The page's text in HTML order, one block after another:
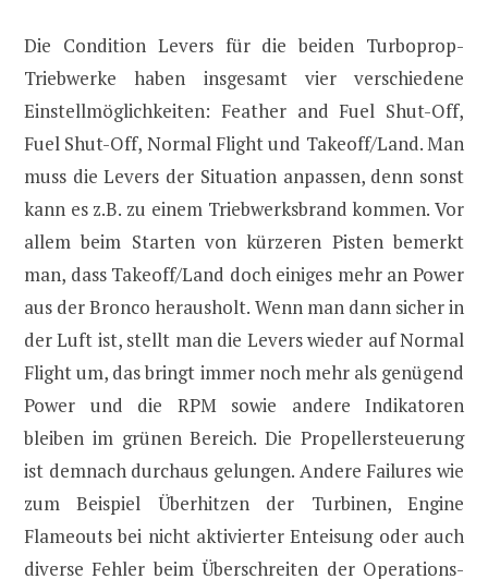
Die Condition Levers für die beiden Turboprop-
Triebwerke haben insgesamt vier verschiedene
Einstellmöglichkeiten: Feather and Fuel Shut-Off,
Fuel Shut-Off, Normal Flight und Takeoff/Land. Man
muss die Levers der Situation anpassen, denn sonst
kann es z.B. zu einem Triebwerksbrand kommen. Vor
allem beim Starten von kürzeren Pisten bemerkt
man, dass Takeoff/Land doch einiges mehr an Power
aus der Bronco herausholt. Wenn man dann sicher in
der Luft ist, stellt man die Levers wieder auf Normal
Flight um, das bringt immer noch mehr als genügend
Power und die RPM sowie andere Indikatoren
bleiben im grünen Bereich. Die Propellersteuerung
ist demnach durchaus gelungen. Andere Failures wie
zum Beispiel Überhitzen der Turbinen, Engine
Flameouts bei nicht aktivierter Enteisung oder auch
diverse Fehler beim Überschreiten der Operations-